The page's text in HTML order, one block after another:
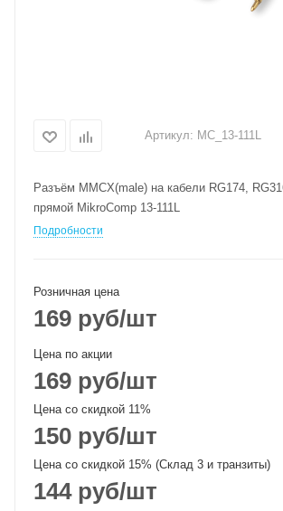
Артикул: MC_13-111L
Разъём MMCX(male) на кабели RG174,
прямой MikroComp 13-111L
Подробности
Розничная цена
169 руб/шт
Цена по акции
169 руб/шт
Цена со скидкой 11%
150 руб/шт
Цена со скидкой 15% (Склад 3 и транзиты)
144руб/шт